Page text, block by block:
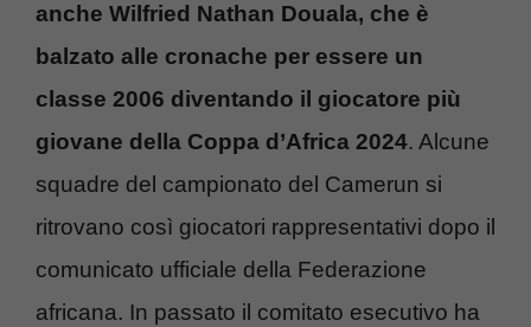
anche Wilfried Nathan Douala, che è
balzato alle cronache per essere un
classe 2006 diventando il giocatore più
giovane della Coppa d’Africa 2024. Alcune
squadre del campionato del Camerun si
ritrovano così giocatori rappresentativi dopo il
comunicato ufficiale della Federazione
africana. In passato il comitato esecutivo ha